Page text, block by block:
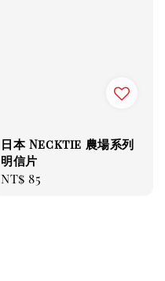
日本 Necktie 農場系列
明信片
Regular
NT$ 85